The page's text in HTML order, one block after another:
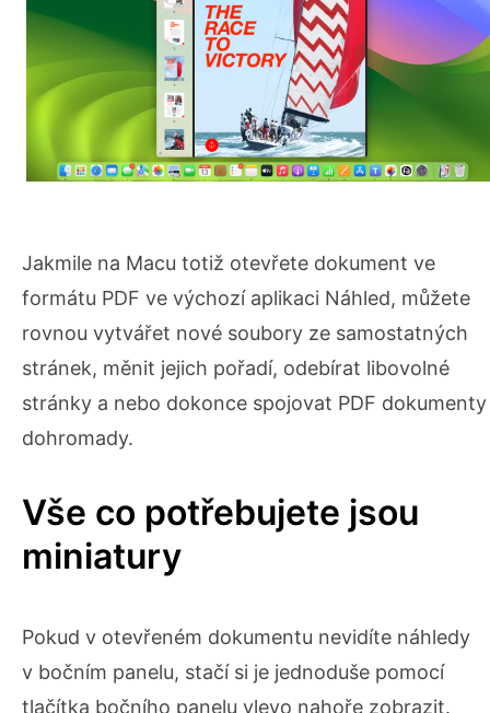
Jakmile na Macu totiž otevřete dokument ve
formátu PDF ve výchozí aplikaci Náhled, můžete
rovnou vytvářet nové soubory ze samostatných
stránek, měnit jejich pořadí, odebírat libovolné
stránky a nebo dokonce spojovat PDF dokumenty
dohromady.
Vše co potřebujete jsou
miniatury
Pokud v otevřeném dokumentu nevidíte náhledy
v bočním panelu, stačí si je jednoduše pomocí
tlačítka bočního panelu vlevo nahoře zobrazit.